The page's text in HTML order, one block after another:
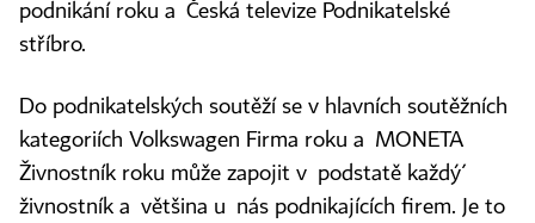
podnikání roku a Česká televize Podnikatelské
stříbro.
Do podnikatelských soutěží se v hlavních soutěžních
kategoriích Volkswagen Firma roku a MONETA
Živnostník roku může zapojit v podstatě každý́
živnostník a většina u nás podnikajících firem. Je to